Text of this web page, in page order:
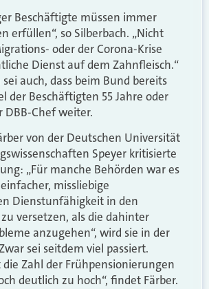
Beschäftigte müssen immer
erfüllen“, so Silberbach. „Nicht
oder der Corona-Krise
Dienst auf dem Zahnfleisch.“
auch, dass beim Bund bereits
der Beschäftigten 55 Jahre oder
DBB-Chef weiter.
von der Deutschen Universität
Speyer kritisierte
„Für manche Behörden war es
missliebige
Dienstunfähigkeit in den
versetzen, als die dahinter
anzugehen“, wird sie in der
sei seitdem viel passiert.
die Zahl der Frühpensionierungen
deutlich zu hoch“, findet Färber.